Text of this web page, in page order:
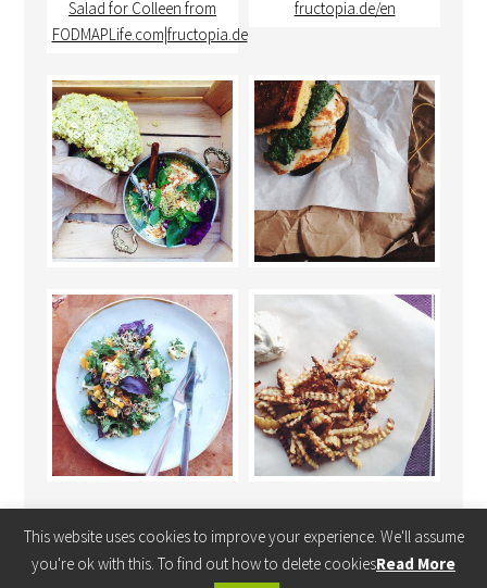
COPYRIGHT © 2026 · SHAY BOCKS· BUILT ON
This website uses cookies to improve your experience. We'll assume
you're ok with this. To find out how to delete cookiesRead More